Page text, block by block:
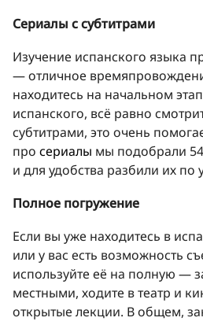
Сериалы с субтитрами
Изучение испанского языка
— отличное
находитесь на начальном
испанского, всё равно
субтитрами, это очень
про сериалы мы подобрали
и для удобства разбили их по
Полное погружение
Если вы уже находитесь в
или у вас есть возможность
используйте её на полную —
местными, ходите в театр и
открытые лекции. В общем,